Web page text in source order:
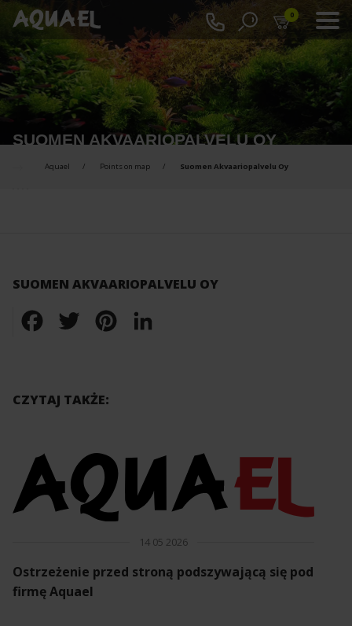
0
SUOMEN AKVAARIOPALVELU OY
Aquael Points on map Suomen Akvaariopalvelu Oy
SUOMEN AKVAARIOPALVELU OY
FacebookTwitter Pinterest
CZYTAJ TAKŻE:
14 05 2026
Ostrzeżenie przed stroną podszywającą się pod
firmę Aquael